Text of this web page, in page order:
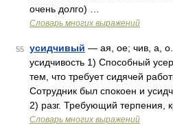
очень долго) …
Словарь многих выражений
55 усидчивый — ая, ое; чив, а, о.
усидчивость 1) Способный
тем, что требует сидячей
Сотрудник был спокоен и
2) разг. Требующий терпения,
Словарь многих выражений